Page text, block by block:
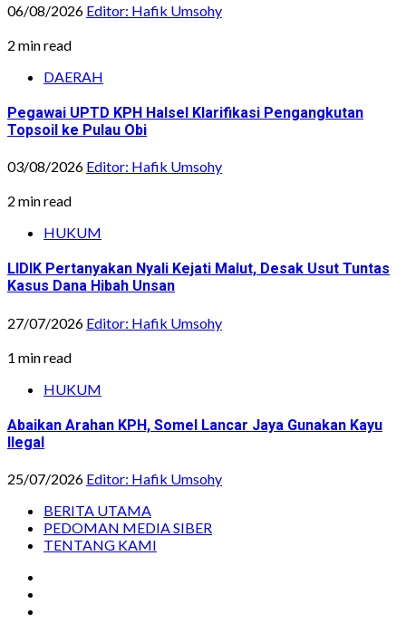
06/08/2026 Editor: Hafik Umsohy
2 min read
DAERAH
Pegawai UPTD KPH Halsel Klarifikasi Pengangkutan
Topsoil ke Pulau Obi
03/08/2026 Editor: Hafik Umsohy
2 min read
HUKUM
LIDIK Pertanyakan Nyali Kejati Malut, Desak Usut Tuntas
Kasus Dana Hibah Unsan
27/07/2026 Editor: Hafik Umsohy
1 min read
HUKUM
Abaikan Arahan KPH, Somel Lancar Jaya Gunakan Kayu
Ilegal
25/07/2026 Editor: Hafik Umsohy
BERITA UTAMA
PEDOMAN MEDIA SIBER
TENTANG KAMI